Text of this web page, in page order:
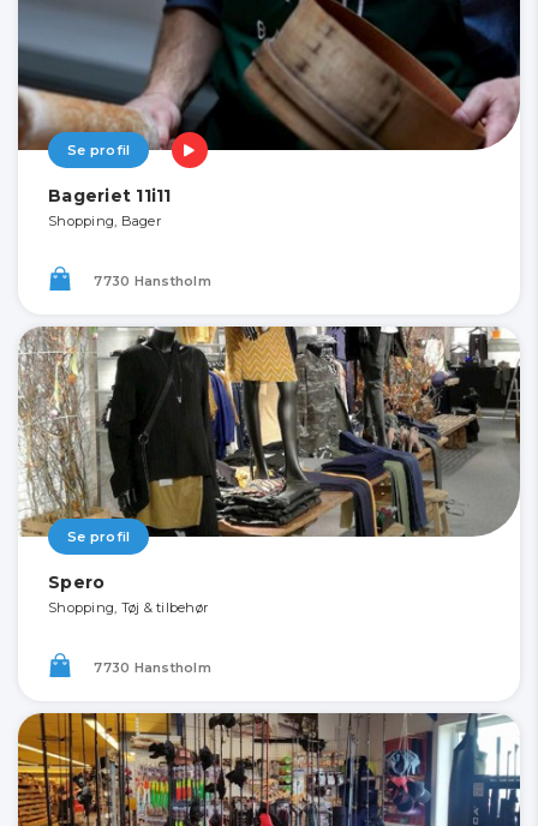
Se profil
Bageriet 11i11
Shopping, Bager
7730 Hanstholm
Se profil
Spero
Shopping, Tøj & tilbehør
7730 Hanstholm